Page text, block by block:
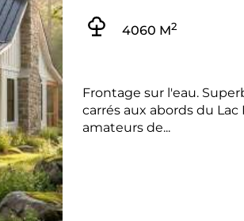
4060 M2
Frontage sur l'eau.
carrés aux abords du
amateurs de...